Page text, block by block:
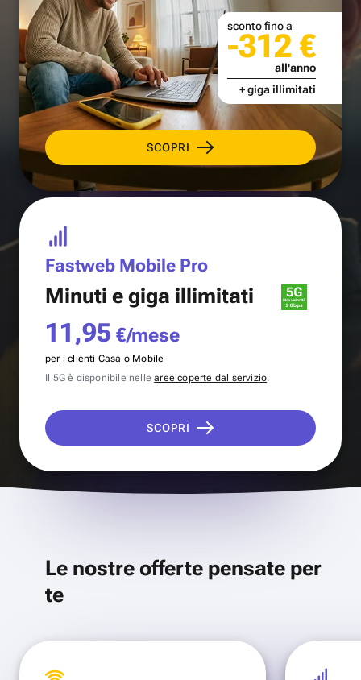
SCOPRI
sconto fino a
-312 €
all'anno
+ giga illimitati
Fastweb Mobile Pro
Minuti e giga illimitati
11,95 €/mese
per i clienti Casa o Mobile
Il 5G è disponibile nellearee coperte dal servizio.
SCOPRI
Le nostre offerte pensate per
te